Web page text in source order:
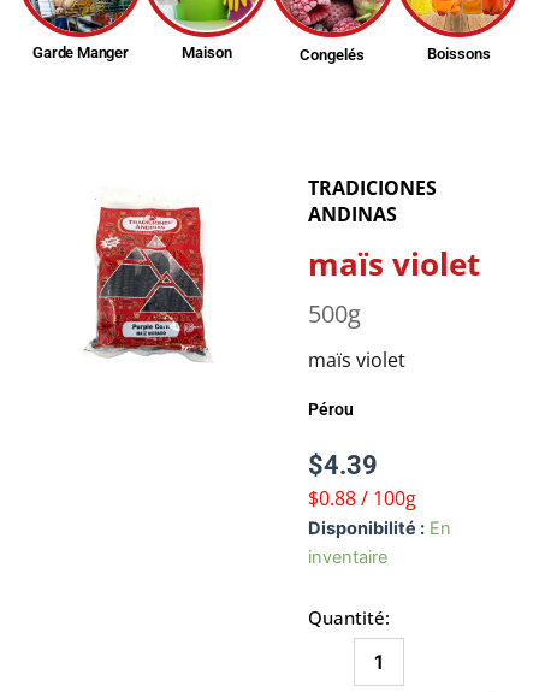
Garde Manger Maison Congelés Boissons
TRADICIONES
ANDINAS
maïs violet
500g
maïs violet
Pérou
$4.39
$0.88 / 100g
Disponibilité : En
inventaire
Quantité:
quantité
de